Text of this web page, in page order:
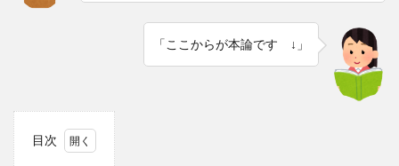
「ここからが本論です ↓」
目次